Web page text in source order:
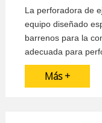
La perforadora de
equipo diseñado
barrenos para la
adecuada para
caracteriza por su
posicionamiento
Más +